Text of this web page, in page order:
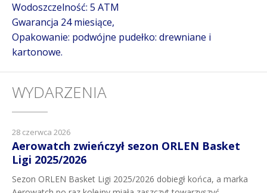
Wodoszczelność: 5 ATM
Gwarancja 24 miesiące,
Opakowanie: podwójne pudełko: drewniane i
kartonowe.
WYDARZENIA
28 czerwca 2026
Aerowatch zwieńczył sezon ORLEN Basket
Ligi 2025/2026
Sezon ORLEN Basket Ligi 2025/2026 dobiegł końca, a marka